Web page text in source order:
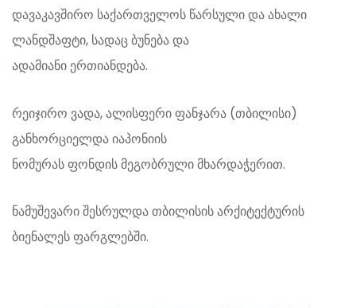
დავაკავშირო საქართველოს წარსული და ახალი
ლანდშაფტი, სადაც ბუნება და
ადამიანი ერთიანდება.
რეიჯირო ვადა, ალისფერი ფანჯარა (თბილისი)
განხორციელდა იაპონიის
ნომურას ფონდის მეგობრული მხარდაჭერით.
ნამუშევარი შესრულდა თბილისის არქიტექტურის
ბიენალეს ფარგლებში.